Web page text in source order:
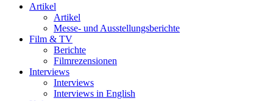
Artikel
Artikel
Messe- und Ausstellungsberichte
Film & TV
Berichte
Filmrezensionen
Interviews
Interviews
Interviews in English